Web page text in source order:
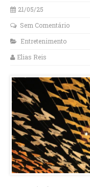
21/05/25
Sem Comentário
Entretenimento
Elias Reis